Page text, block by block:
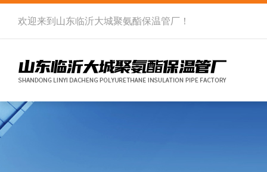
欢迎来到 山东临沂大城聚氨酯保温管厂 ！